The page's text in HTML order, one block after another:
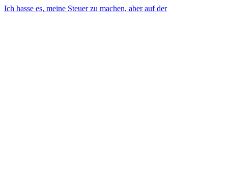
Ich hasse es, meine Steuer zu machen, aber auf der